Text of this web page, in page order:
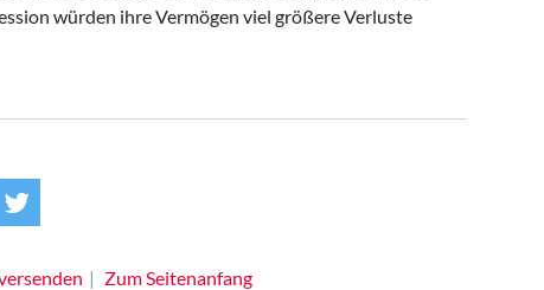
würden ihre Vermögen viel größere Verluste
Zum Seitenanfang